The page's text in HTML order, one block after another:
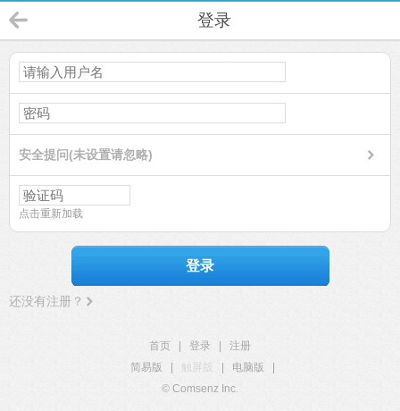
登录
安全提问(未设置请忽略)
点击重新加载
登录
还没有注册？
首页 登录
注册
简易版
触屏版 电脑版
© Comsenz Inc.